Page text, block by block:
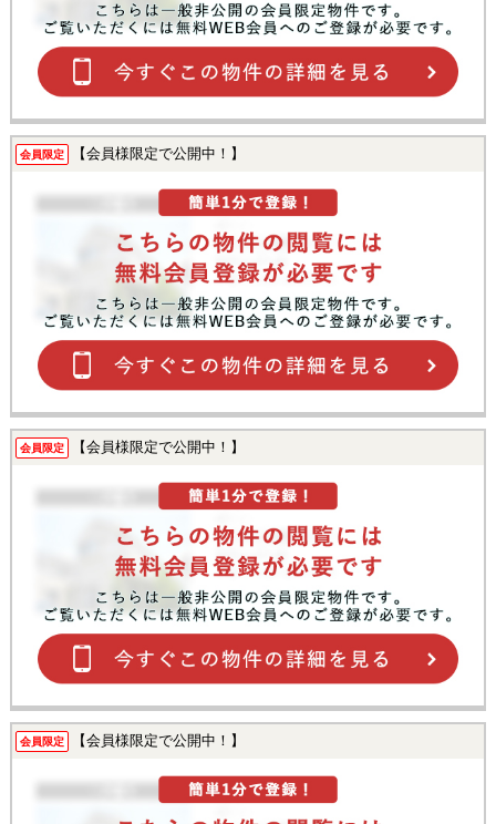
会員限定 【会員様限定で公開中！】
会員限定 【会員様限定で公開中！】
会員限定 【会員様限定で公開中！】